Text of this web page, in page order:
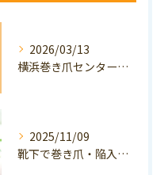
2026/03/13
横浜巻き爪センター：専門家が答える「巻き爪・陥入爪」Q&A
2025/11/09
靴下で巻き爪・陥入爪の予防はできる？おすすめの靴下を紹介！